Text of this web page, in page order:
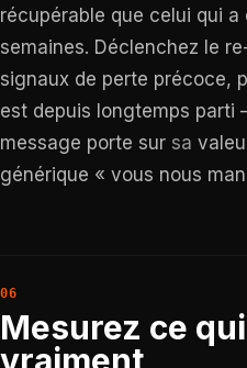
récupérable que celui qui a
semaines. Déclenchez le
signaux de perte précoce,
est depuis longtemps
message porte sur sa
générique « vous nous
Mesurez ce